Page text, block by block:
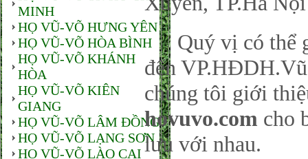
MINH
HỌ VŨ-VÕ HƯNG YÊN
HỌ VŨ-VÕ HÒA BÌNH
HỌ VŨ-VÕ KHÁNH
HÒA
HỌ VŨ-VÕ KIÊN
GIANG
HỌ VŨ-VÕ LÂM ĐỒNG
HỌ VŨ-VÕ LẠNG SƠN
HỌ VŨ-VÕ LÀO CAI
Quý vị có thể
đến
chúng tôi giới
hovuvo.com cho
lưu với nhau.